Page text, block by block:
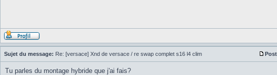
Sujet du message: Re: [versace] Xnd de versace / re swap complet s16 l4 clim
Tu parles du montage hybride que j'ai fais?